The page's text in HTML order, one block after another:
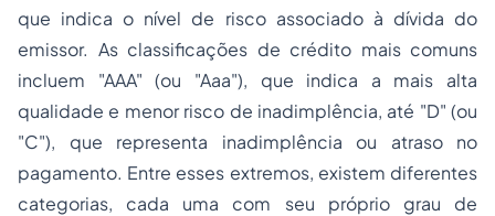
que indica o nível de risco associado à dívida do
emissor. As classificações de crédito mais comuns
incluem "AAA" (ou "Aaa"), que indica a mais alta
qualidade e menor risco de inadimplência, até "D" (ou
"C"), que representa inadimplência ou atraso no
pagamento. Entre esses extremos, existem diferentes
categorias, cada uma com seu próprio grau de